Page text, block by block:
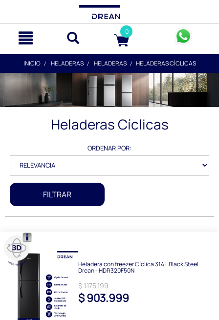
0
INICIO HELADERAS HELADERAS HELADERAS CÍCLICAS
Heladeras Cíclicas
ORDENAR POR:
FILTRAR
Heladera con freezer Cíclica 314 L Black Steel
Drean - HDR320F50N
$ 1.175.199
$ 903.999